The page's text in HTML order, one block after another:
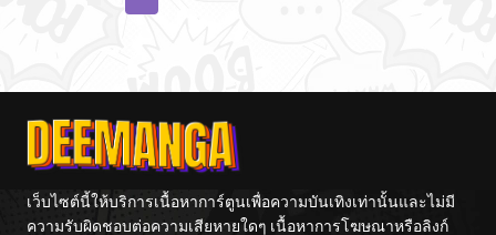
เว็บไซต์นี้ให้บริการเนื้อหาการ์ตูนเพื่อความบันเทิงเท่านั้นและไม่มี
ความรับผิดชอบต่อความเสียหายใดๆ เนื้อหาการโฆษณาหรือลิงก์